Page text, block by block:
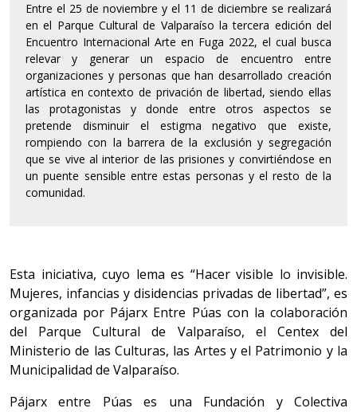
Entre el 25 de noviembre y el 11 de diciembre se realizará
en el Parque Cultural de Valparaíso la tercera edición del
Encuentro Internacional Arte en Fuga 2022, el cual busca
relevar y generar un espacio de encuentro entre
organizaciones y personas que han desarrollado creación
artística en contexto de privación de libertad, siendo ellas
las protagonistas y donde entre otros aspectos se
pretende disminuir el estigma negativo que existe,
rompiendo con la barrera de la exclusión y segregación
que se vive al interior de las prisiones y convirtiéndose en
un puente sensible entre estas personas y el resto de la
comunidad.
Esta iniciativa, cuyo lema es “Hacer visible lo invisible.
Mujeres, infancias y disidencias privadas de libertad”, es
organizada por Pájarx Entre Púas con la colaboración
del Parque Cultural de Valparaíso, el Centex del
Ministerio de las Culturas, las Artes y el Patrimonio y la
Municipalidad de Valparaíso.
Pájarx entre Púas es una Fundación y Colectiva